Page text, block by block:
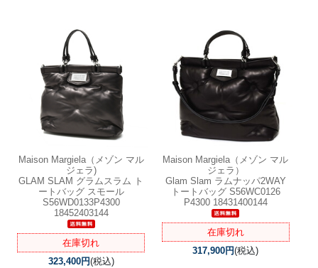
Maison Margiela（メゾン マル
ジェラ)
GLAM SLAM グラムスラム ト
ートバッグ スモール
S56WD0133P4300
18452403144
在庫切れ
323,400円(税込)
Maison Margiela（メゾン マル
ジェラ）
Glam Slam ラムナッパ2WAY
トートバッグ S56WC0126
P4300 18431400144
在庫切れ
317,900円(税込)